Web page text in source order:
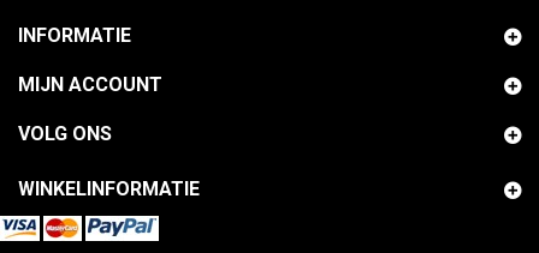
INFORMATIE
MIJN ACCOUNT
VOLG ONS
WINKELINFORMATIE